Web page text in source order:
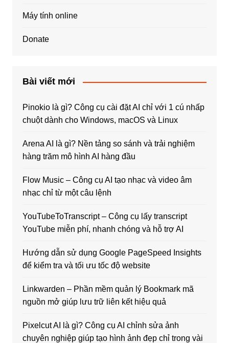
Máy tính online
Donate
Bài viết mới
Pinokio là gì? Công cụ cài đặt AI chỉ với 1 cú nhấp
chuột dành cho Windows, macOS và Linux
Arena AI là gì? Nền tảng so sánh và trải nghiệm
hàng trăm mô hình AI hàng đầu
Flow Music – Công cụ AI tạo nhạc và video âm
nhạc chỉ từ một câu lệnh
YouTubeToTranscript – Công cụ lấy transcript
YouTube miễn phí, nhanh chóng và hỗ trợ AI
Hướng dẫn sử dụng Google PageSpeed Insights
để kiểm tra và tối ưu tốc độ website
Linkwarden – Phần mềm quản lý Bookmark mã
nguồn mở giúp lưu trữ liên kết hiệu quả
Pixelcut AI là gì? Công cụ AI chỉnh sửa ảnh
chuyên nghiệp giúp tạo hình ảnh đẹp chỉ trong vài